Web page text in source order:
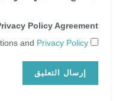
Policy Agreement
Privacy Policy